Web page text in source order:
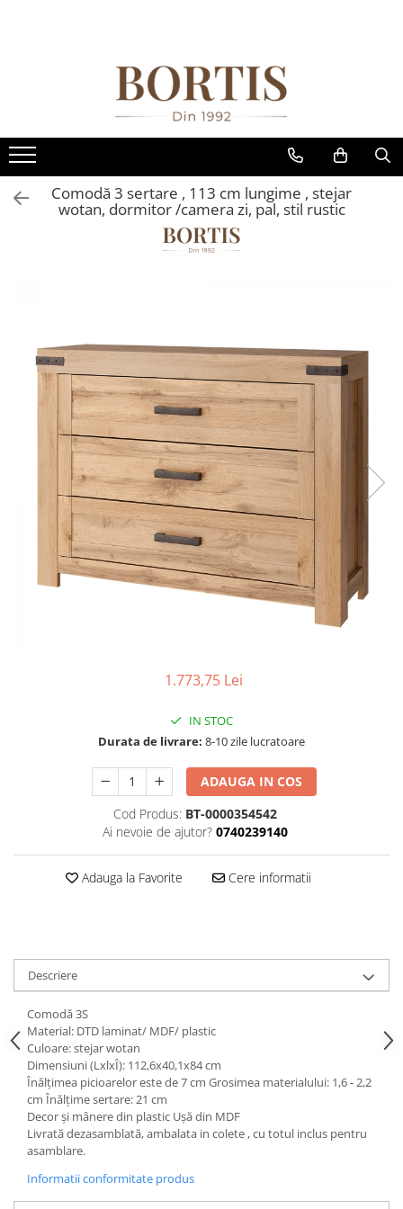
Fotolii balansoar/relaxante
Canapele
Coltare/canapele in L
Comode
Comode lux-ultramoderne
Masute de cafea
Mese sufragerie/dining
Rafturi/ etajere carti
Scaune living/dining
Set mobilier Living
Seturi masa +scaune dining
Bucatarie
Suporturi si tavi
Chiuvete bucatarie
Comode lux-ultramoderne
Dulapuri haine si Sifoniere
Masute de toaleta
Paturi lemn & pal
Paturi metalice
Paturi tapitate
Saltele
Seturi dormitoare complete
Suporturi saltea/Somiere/Gratii
pentru pat
Mobilier Hol/Cuiere
Banci pentru asteptare
Colectia casmir -seturi
Comodă 3 sertare , 113 cm lungime , stejar
wotan, dormitor /camera zi, pal, stil rustic
1.773,75 Lei
IN STOC
Durata de livrare: 8-10 zile lucratoare
ADAUGA IN COS
Cod Produs: BT-0000354542
Ai nevoie de ajutor? 0740239140
Adauga la Favorite Cere informatii
Descriere
Comodă 3S
Material: DTD laminat/ MDF/ plastic
Culoare: stejar wotan
Dimensiuni (LxlxÎ): 112,6x40,1x84 cm
Înălţimea picioarelor este de 7 cm Grosimea materialului: 1,6 - 2,2
cm Înălţime sertare: 21 cm
Decor şi mânere din plastic Uşă din MDF
Livrată dezasamblată, ambalata in colete , cu totul inclus pentru
asamblare.
Informatii conformitate produs